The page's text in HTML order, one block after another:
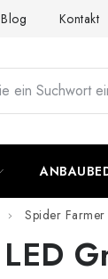
Blog Kontakt
Spider Farmer
LED